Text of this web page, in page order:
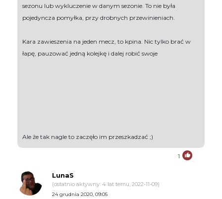
sezonu lub wykluczenie w danym sezonie. To nie była
pojedyncza pomyłka, przy drobnych przewinieniach.
Kara zawieszenia na jeden mecz, to kpina. Nic tylko brać w
łapę, pauzować jedną kolejkę i dalej robić swoje
Ale że tak nagle to zaczęło im przeszkadzać ;)
1
LunaS
(ostatnio aktywny: 4 lat temu, 2022-11-09)
24 grudnia 2020, 09:05